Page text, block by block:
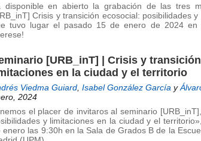
disponible en abierto la grabación de las tres
Crisis y transición ecosocial: posibilidades
tuvo lugar el pasado 15 de enero de 2024 en
[URB_inT] | Crisis y
en la ciudad y el territorio
Viedma Guiard, Isabel González García y
2024
el placer de invitaros al seminario
y limitaciones en la ciudad y el
enero las 9:30h en la Sala de Grados B de la